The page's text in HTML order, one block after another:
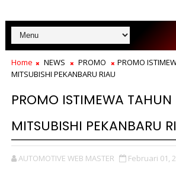
Home NEWS PROMO
PROMO
MITSUBISHI PEKANBARU RIAU
PROMO ISTIMEWA TAHUN
MITSUBISHI PEKANBARU
AUTOMOTIVE WEB MASTER Februari 01,